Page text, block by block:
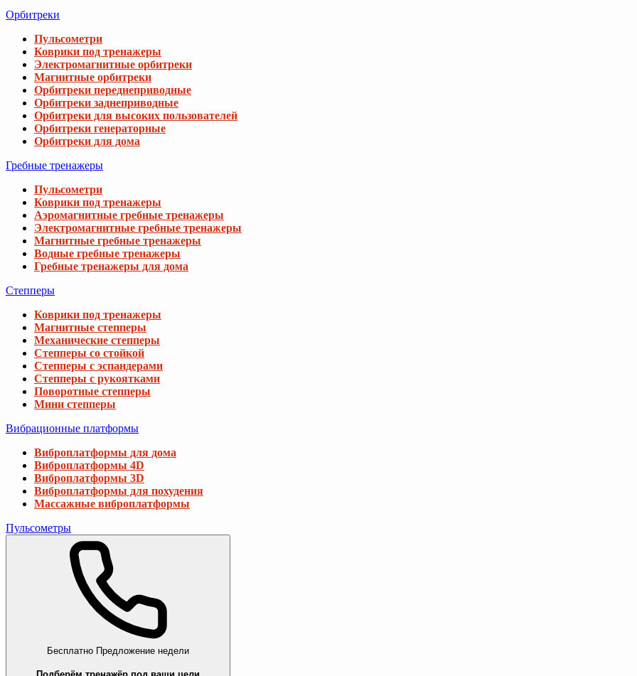
Орбитреки генераторные
Гребные тренажеры
Пульсометри
Коврики под тренажеры
Аэромагнитные гребные тренажеры
Электромагнитные гребные тренажеры
Магнитные гребные тренажеры
Водные гребные тренажеры
Коврики под тренажеры
Магнитные степперы
Механические степперы
Степперы со стойкой
Степперы с эспандерами
Степперы с рукоятками
Мини степперы
Вибрационные платформы
Виброплатформы для дома
Виброплатформы 4D
Виброплатформы 3D
Виброплатформы для похудения
Массажные виброплатформы
Бесплатно Предложение недели
Подберём тренажёр под ваши цели
0 800 330 295
Извините, этот товар отсутствует на складе
Мы подобрали для вас похожие товары
Беговая дорожка Hop-Sport HS-750WP Walk
20 888 грн
34 977 грн
Беговая дорожка Trex Sport TX-1000TM PAVO
94 488 грн107 066 грн
Беговая дорожка Trex Sport TX-300WP AERO
12 888 грн